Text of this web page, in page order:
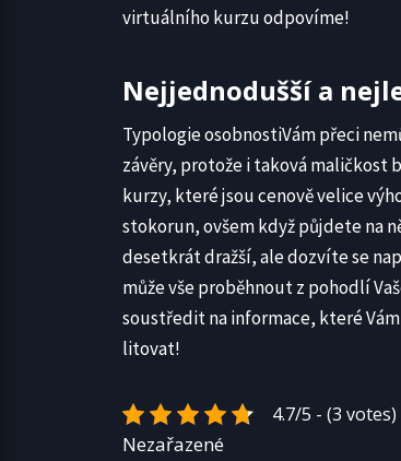
virtuálního kurzu odpovíme!
Nejjednodušší a
Typologie osobnostiVám přeci
závěry, protože i taková maličkost
kurzy, které jsou cenově velice
stokorun, ovšem když půjdete na
desetkrát dražší, ale dozvíte se
může vše proběhnout z pohodlí
soustředit na informace, které
litovat!
4.7/5 - (3 votes)
Nezařazené